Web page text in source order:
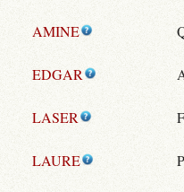
AMINE
EDGAR
LASER
LAURE